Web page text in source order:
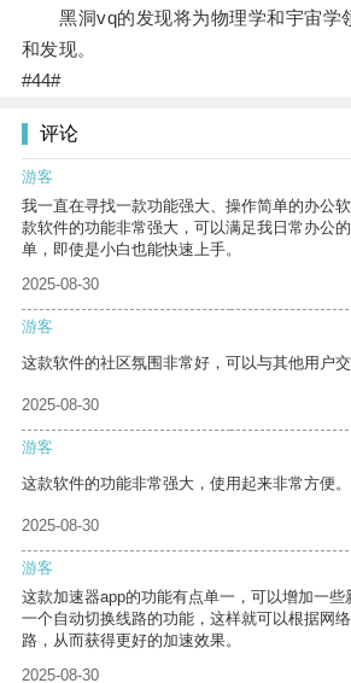
黑洞vq的发现将为物理学和宇宙学
和发现。
#44#
评论
游客
我一直在寻找一款功能强大、操作简单的办公
款软件的功能非常强大，可以满足我日常办公
单，即使是小白也能快速上手。
2025-08-30
游客
这款软件的社区氛围非常好，可以与其他用户交
2025-08-30
游客
这款软件的功能非常强大，使用起来非常方便。
2025-08-30
游客
这款加速器app的功能有点单一，可以增加一
一个自动切换线路的功能，这样就可以根据网
路，从而获得更好的加速效果。
2025-08-30